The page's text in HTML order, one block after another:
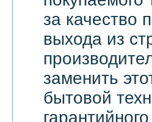
за качество
выхода из
заменить
бытовой